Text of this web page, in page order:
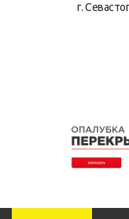
г.